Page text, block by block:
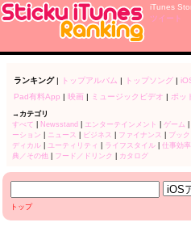
iTunes
ツイート
ランキング| トップアルバム | トップソング|
Pad有料App | 映画| ミュージックビデオ | ポッ
→カテゴリ
すべて
Newsstand エンターテインメント ゲーム
ーション
ニュース ビジネス ファイナンス ブック
ディカル| ユーティリティ ライフスタイル| 仕事効
典／その他
フード／ドリンク カタログ
トップ